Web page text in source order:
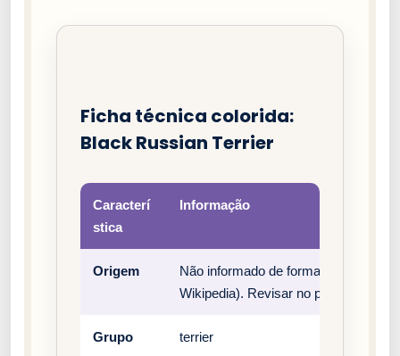
Ficha técnica colorida:
Black Russian Terrier
Caracterí
stica
Informação
Origem
Não informado de forma estruturada
Wikipedia). Revisar no padrão oficial
Grupo terrier